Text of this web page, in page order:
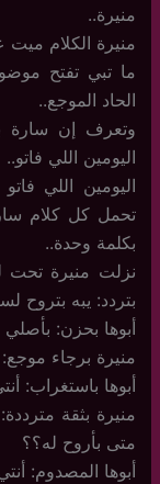
منيرة..
منيرة الكلام ميت
ما تبي تفتح
الحاد الموجع..
وتعرف إن سارة
اليومين اللي فاتو..
اليومين اللي
تحمل كل كلام
بكلمة وحدة..
نزلت منيرة تحت
بتردد: يبه بتروح
أبوها بحزن: بأصلي
منيرة برجاء
أبوها باستغراب:
منيرة بثقة
متى بأروح له؟؟
أبوها المصدوم: